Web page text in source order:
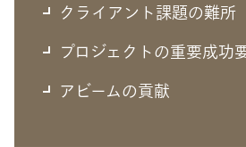
クライアント課題の難所
プロジェクトの重要成功
アビームの貢献
クライアント課題の難所
膨大な業務パターンから課題
を見極める難しさ